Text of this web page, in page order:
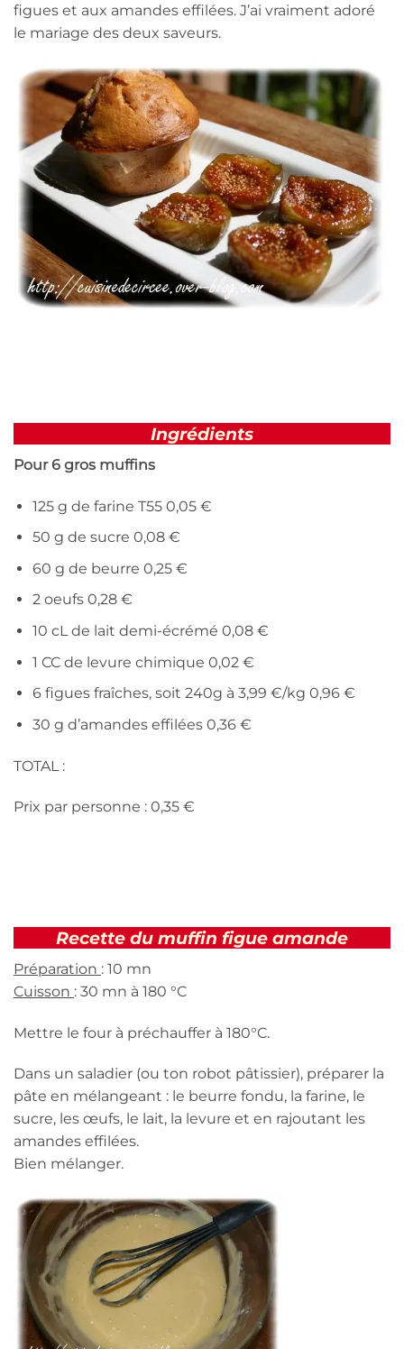
figues et aux amandes effilées. J’ai vraiment adoré
le mariage des deux saveurs.
Ingrédients
Pour 6 gros muffins
125 g de farine T55 0,05 €
50 g de sucre 0,08 €
60 g de beurre 0,25 €
2 oeufs 0,28 €
10 cL de lait demi-écrémé 0,08 €
1 CC de levure chimique 0,02 €
6 figues fraîches, soit 240g à 3,99 €/kg 0,96 €
30 g d’amandes effilées 0,36 €
TOTAL :
Prix par personne : 0,35 €
Recette du muffin figue amande
Préparation : 10 mn
Cuisson : 30 mn à 180 °C
Mettre le four à préchauffer à 180°C.
Dans un saladier (ou ton robot pâtissier), préparer la
pâte en mélangeant : le beurre fondu, la farine, le
sucre, les œufs, le lait, la levure et en rajoutant les
amandes effilées.
Bien mélanger.